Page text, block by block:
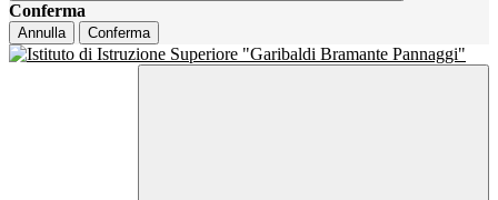
Conferma
Annulla Conferma